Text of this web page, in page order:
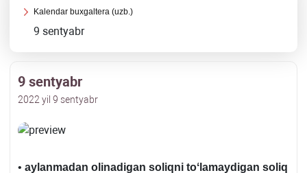
Kalendar buхgaltera (uzb.)
9 sentyabr
9 sentyabr
2022 yil 9 sentyabr
• aylanmadan olinadigan soliqni toʻlamaydigan soliq